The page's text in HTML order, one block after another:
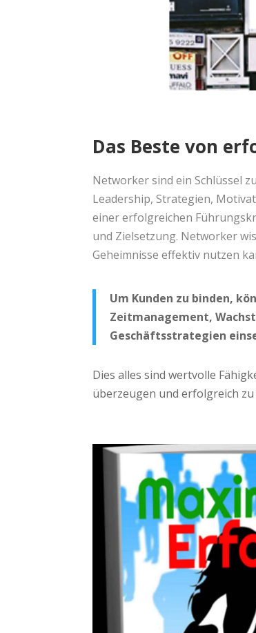
Das Beste von
Networker sind ein Schlüssel
Leadership, Strategien,
einer erfolgreichen
und Zielsetzung. Networker
Geheimnisse effektiv nutzen
Um Kunden zu binden,
Zeitmanagement,
Geschäftsstrategien
Dies alles sind wertvolle
überzeugen und erfolgreich zu